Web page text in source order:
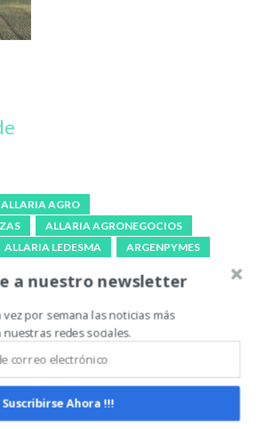
ALLARIA AGRO
ALLARIA AGRONEGOCIOS
ALLARIA LEDESMA
ARGENPYMES
YPF AGRO
JUAN POLITI
MORGAN
Artículo siguiente
Bidones con material
reciclado: ACA y Puma
a nuestro newsletter
por semana las noticias más
nuestras redes sociales.
Suscribirse Ahora !!!